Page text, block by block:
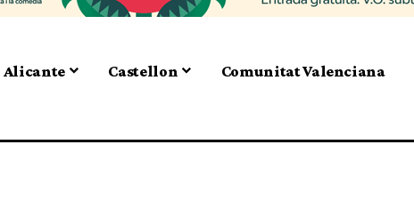
Alicante Castellon Comunitat Valenciana